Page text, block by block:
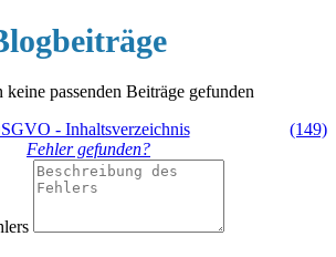
passenden Beiträge gefunden
- Inhaltsverzeichnis
(149)
Fehler gefunden?